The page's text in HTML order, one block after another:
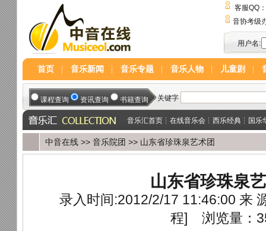
客服QQ：
音协考级
用户名:
首页 音乐新闻 音乐专题 音乐人物 儿童剧
音乐汇首页┆在线音乐会┆西乐经典┆国乐
中音在线 >> 音乐院团 >> 山东省珍珠泉艺术团
山东省珍珠泉
录入时间:2012/2/17 11:46:00 来
程] 浏览量：